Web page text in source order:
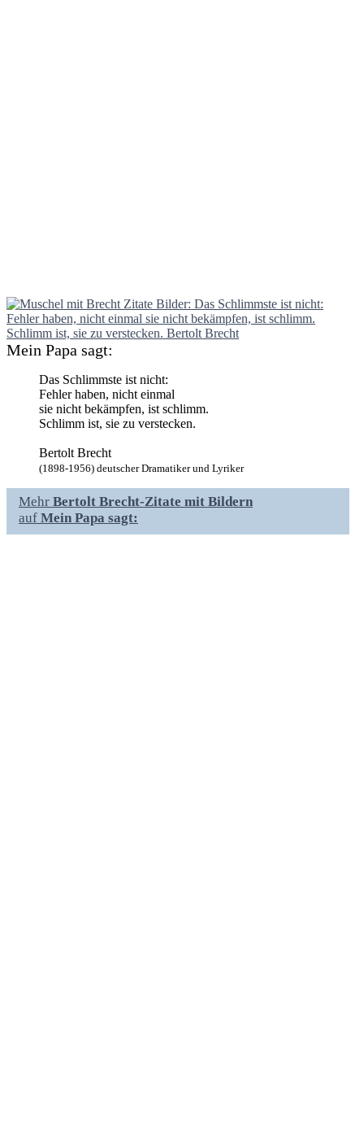
Mein Papa sagt:
Das Schlimmste ist nicht:
Fehler haben, nicht einmal
sie nicht bekämpfen, ist schlimm.
Schlimm ist, sie zu verstecken.
Bertolt Brecht
(1898-1956) deutscher Dramatiker und Lyriker
Mehr Bertolt Brecht-Zitate mit Bildern
auf Mein Papa sagt: